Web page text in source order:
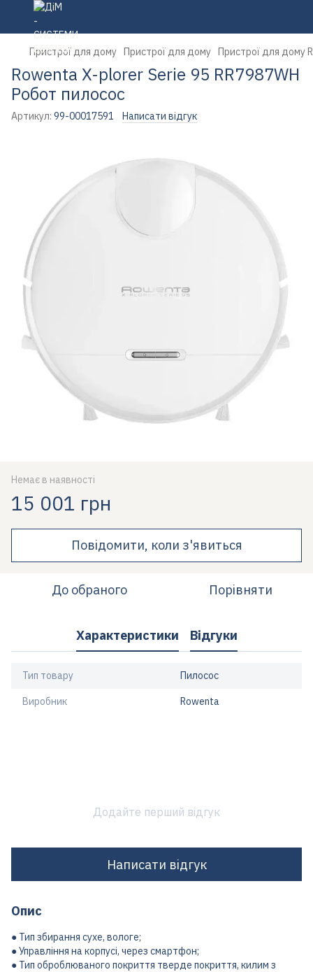
Пристрої для дому Пристрої для дому Пристрої для дому
Rowenta X-plorer Serie 95 RR7987WH
Робот пилосос
Артикул: 99-00017591 Написати відгук
Немає в наявності
15 001 грн
Повідомити, коли з'явиться
До обраного Порівняти
Характеристики Відгуки
Тип товару Пилосос
Виробник Rowenta
Додайте перший відгук
Написати відгук
Опис
● Тип збирання сухе, вологе;
● Управління на корпусі, через смартфон;
● Тип оброблюваного покриття тверде покриття, килим з